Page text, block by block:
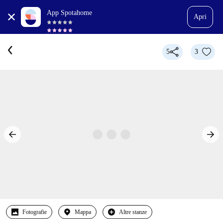
App Spotahome
Apri
5 3
Fotografie Mappa Altre stanze